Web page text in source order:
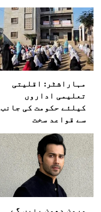
مہاراشٹر: اقلیتی
تعلیمی اداروں
کیلئے حکومت کی جانب
سے قواعد سخت
ورون دھون بنیں گے